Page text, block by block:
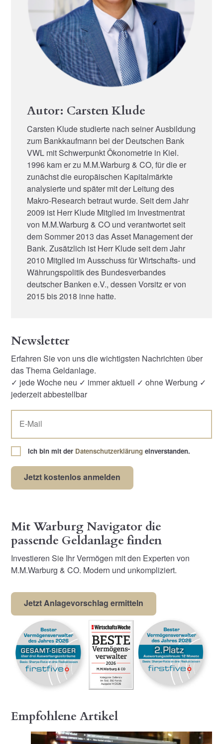
Autor: Carsten Klude
Carsten Klude studierte nach seiner Ausbildung
zum Bankkaufmann bei der Deutschen Bank
VWL mit Schwerpunkt Ökonometrie in Kiel.
1996 kam er zu M.M.Warburg & CO, für die er
zunächst die europäischen Kapitalmärkte
analysierte und später mit der Leitung des
Makro-Research betraut wurde. Seit dem Jahr
2009 ist Herr Klude Mitglied im Investmentrat
von M.M.Warburg & CO und verantwortet seit
dem Sommer 2013 das Asset Management der
Bank. Zusätzlich ist Herr Klude seit dem Jahr
2010 Mitglied im Ausschuss für Wirtschafts- und
Währungspolitik des Bundesverbandes
deutscher Banken e.V., dessen Vorsitz er von
2015 bis 2018 inne hatte.
Newsletter
Erfahren Sie von uns die wichtigsten Nachrichten über
das Thema Geldanlage.
✓ jede Woche neu ✓ immer aktuell ✓ ohne Werbung ✓
jederzeit abbestellbar
Ich bin mit der Datenschutzerklärung einverstanden.
Mit Warburg Navigator die
passende Geldanlage finden
Investieren Sie Ihr Vermögen mit den Experten von
M.M.Warburg & CO. Modern und unkompliziert.
Jetzt Anlagevorschlag ermitteln
Empfohlene Artikel